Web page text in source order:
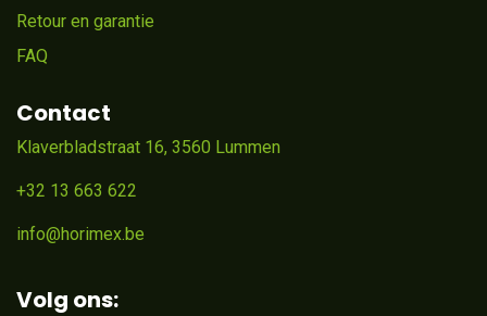
Retour en garantie
FAQ
Contact
Klaverbladstraat 16, 3560 Lummen
+32 13 663 622
info@horimex.be
Volg ons: